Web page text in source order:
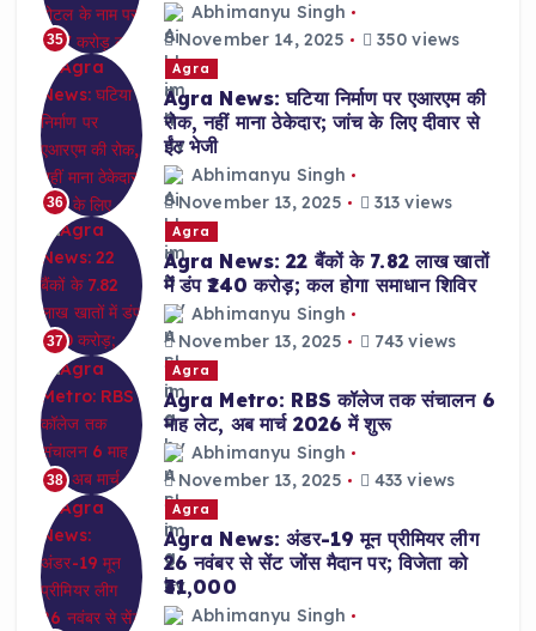
35
Abhimanyu Singh
November 14, 2025
350 views
36
Agra
Agra News: घटिया निर्माण पर एआरएम की
रोक, नहीं माना ठेकेदार; जांच के लिए दीवार से
ईंट भेजी
Abhimanyu Singh
November 13, 2025
313 views
37
Agra
Agra News: 22 बैंकों के 7.82 लाख खातों
में डंप ₹240 करोड़; कल होगा समाधान शिविर
Abhimanyu Singh
November 13, 2025
743 views
38
Agra
Agra Metro: RBS कॉलेज तक संचालन 6
माह लेट, अब मार्च 2026 में शुरू
Abhimanyu Singh
November 13, 2025
433 views
Agra
Agra News: अंडर-19 मून प्रीमियर लीग
26 नवंबर से सेंट जोंस मैदान पर; विजेता को
₹31,000
Abhimanyu Singh